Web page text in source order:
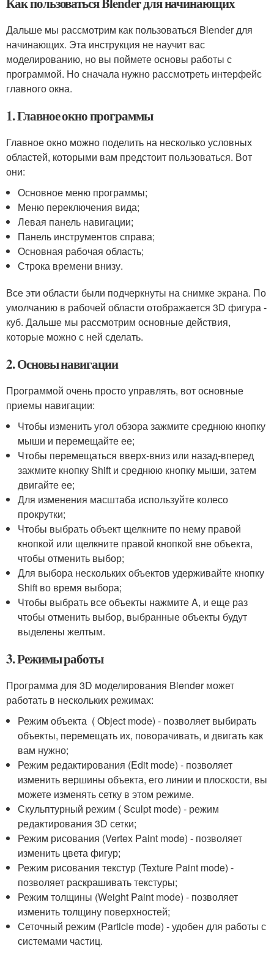
Дальше мы рассмотрим как пользоваться Blender для
начинающих. Эта инструкция не научит вас
моделированию, но вы поймете основы работы с
программой. Но сначала нужно рассмотреть интерфейс
главного окна.
1. Главное окно программы
Главное окно можно поделить на несколько условных
областей, которыми вам предстоит пользоваться. Вот
они:
Основное меню программы;
Меню переключения вида;
Левая панель навигации;
Панель инструментов справа;
Основная рабочая область;
Строка времени внизу.
Все эти области были подчеркнуты на снимке экрана. По
умолчанию в рабочей области отображается 3D фигура -
куб. Дальше мы рассмотрим основные действия,
которые можно с ней сделать.
2. Основы навигации
Программой очень просто управлять, вот основные
приемы навигации:
Чтобы изменить угол обзора зажмите среднюю кнопку
мыши и перемещайте ее;
Чтобы перемещаться вверх-вниз или назад-вперед
зажмите кнопку Shift и среднюю кнопку мыши, затем
двигайте ее;
Для изменения масштаба используйте колесо
прокрутки;
Чтобы выбрать объект щелкните по нему правой
кнопкой или щелкните правой кнопкой вне объекта,
чтобы отменить выбор;
Для выбора нескольких объектов удерживайте кнопку
Shift во время выбора;
Чтобы выбрать все объекты нажмите A, и еще раз
чтобы отменить выбор, выбранные объекты будут
выделены желтым.
3. Режимы работы
Программа для 3D моделирования Blender может
работать в нескольких режимах:
Режим объекта ( Object mode) - позволяет выбирать
объекты, перемещать их, поворачивать, и двигать как
вам нужно;
Режим редактирования (Edit mode) - позволяет
изменить вершины объекта, его линии и плоскости, вы
можете изменять сетку в этом режиме.
Скульптурный режим ( Sculpt mode) - режим
редактирования 3D сетки;
Режим рисования (Vertex Paint mode) - позволяет
изменить цвета фигур;
Режим рисования текстур (Texture Paint mode) -
позволяет раскрашивать текстуры;
Режим толщины (Weight Paint mode) - позволяет
изменить толщину поверхностей;
Сеточный режим (Particle mode) - удобен для работы с
системами частиц.